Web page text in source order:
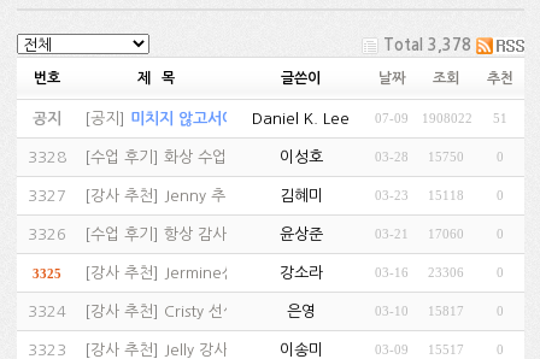
Total 3,378
번호 제 목 글쓴이 날짜 조회 추천
공지 [공지 ] 미치지 않고서야...… (81)
Daniel K. Lee 07-09 1908022 51
3328 [수업 후기 ] 화상 수업중입니다.… (1)
이성호 03-28 15750 0
3327 [강사 추천] Jenny 추천… 김혜미 03-23 15118 0
3326 [수업 후기 ] 항상 감사합니다.… (1)
윤상준 03-21 17060 0
3325 [강사 추천] Jermine선생님 추천… (1)
강소라 03-16 23306 0
3324 [강사 추천] Cristy 선생님 최고… (1)
은영 03-10 15817 0
3323 [강사 추천] Jelly 강사님 추천… (1)
이송미 03-09 15517 0